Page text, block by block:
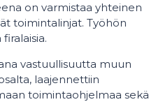
on varmistaa yhteinen
toimintalinjat. Työhön
vastuullisuutta muun
laajennettiin
toimintaohjelmaa sekä